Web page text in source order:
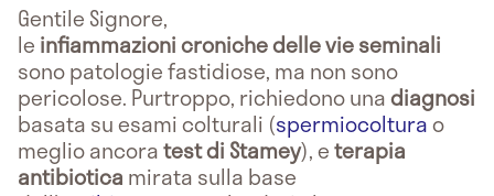
Gentile Signore,
le infiammazioni croniche delle vie seminali
sono patologie fastidiose, ma non sono
pericolose. Purtroppo, richiedono unadiagnosi
basata su esami colturali (spermiocolturao
meglio ancoratest di Stamey), eterapia
antibiotica mirata sulla base